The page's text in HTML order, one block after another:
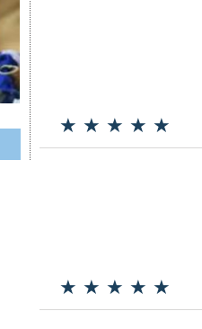
★ ★ ★ ★ ★
★ ★ ★ ★ ★